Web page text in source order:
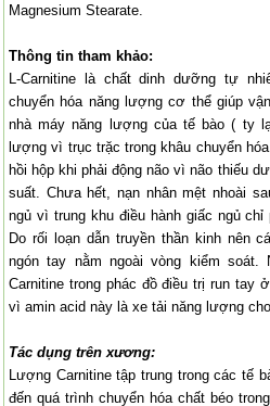
Magnesium Stearate.
Thông tin tham khảo:
L-Carnitine là chất dinh dưỡng tự
chuyển hóa năng lượng cơ thể giúp
nhà máy năng lượng của tế bào ( ty
lượng vì trục trặc trong khâu chuyển
hồi hộp khi phải động não vì não thiếu
suất. Chưa hết, nạn nhân mệt nhoài
ngủ vì trung khu điều hành giấc ngủ
Do rối loạn dẫn truyền thần kinh nên
ngón tay nằm ngoài vòng kiểm soát.
Carnitine trong phác đồ điều trị run tay
vì amin acid này là xe tải năng lượng
Tác dụng trên xương:
Lượng Carnitine tập trung trong các tế
đến quá trình chuyển hóa chất béo